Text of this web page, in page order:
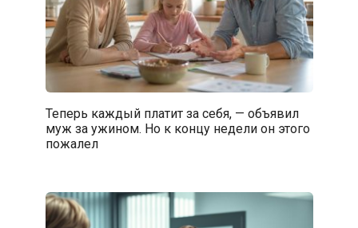
Теперь каждый платит за себя, — объявил
муж за ужином. Но к концу недели он этого
пожалел